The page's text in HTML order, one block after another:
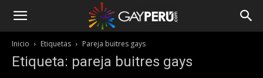
Inicio Etiquetas Pareja buitres gays
Etiqueta: pareja buitres gays